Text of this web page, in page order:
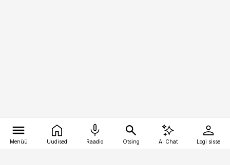
Menüü Uudised Raadio Otsing AI Chat Logi sisse